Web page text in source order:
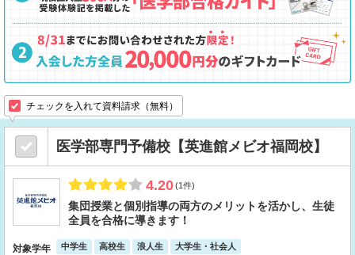
チェックを入れて資料請求（無料）
医学部専門予備校【英進館メビオ福岡校】
4.20(1件)
集団授業と個別指導の両方のメリットを活かし、生徒
全員を合格に導きます！
対象学年 中学生 高校生 浪人生 大学生・社会人